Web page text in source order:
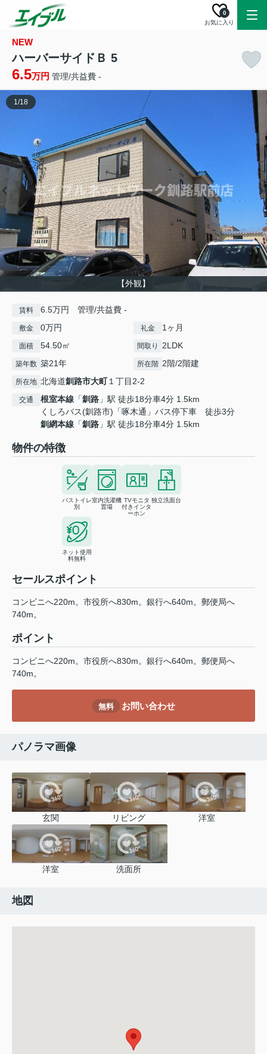
お気に入り
0
NEW
ハーバーサイドＢ 5
6.5万円 管理/共益費 -
【外観】
1/18
賃料 6.5万円 管理/共益費 -
敷金 0万円 礼金 1ヶ月
面積 54.50㎡ 間取り 2LDK
築年数 築21年 所在階 2階/2階建
所在地 北海道釧路市大町１丁目2-2
交通 根室本線 「釧路 」駅 徒歩18分車4分 1.5km
くしろバス(釧路市)「啄木通」バス停下車 徒歩3分
釧網本線 「釧路 」駅 徒歩18分車4分 1.5km
物件の特徴
バストイレ
別
室内洗濯機
置場
TVモニタ
付きインタ
ーホン
独立洗面台
ネット使用
料無料
セールスポイント
コンビニへ220m。市役所へ830m。銀行へ640m。郵便局へ
740m。
ポイント
コンビニへ220m。市役所へ830m。銀行へ640m。郵便局へ
740m。
無料 お問い合わせ
パノラマ画像
玄関 リビング 洋室
洋室 洗面所
地図